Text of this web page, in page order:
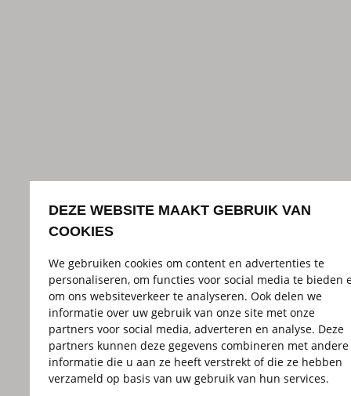
DEZE WEBSITE MAAKT GEBRUIK VAN
COOKIES
We gebruiken cookies om content en advertenties te
personaliseren, om functies voor social media te bieden
om ons websiteverkeer te analyseren. Ook delen we
informatie over uw gebruik van onze site met onze
partners voor social media, adverteren en analyse. Deze
partners kunnen deze gegevens combineren met andere
informatie die u aan ze heeft verstrekt of die ze hebben
verzameld op basis van uw gebruik van hun services.